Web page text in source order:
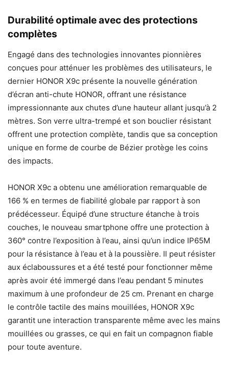
Durabilité optimale avec des protections
complètes
Engagé dans des technologies innovantes pionnières
conçues pour atténuer les problèmes des utilisateurs, le
dernier HONOR X9c présente la nouvelle génération
d’écran anti-chute HONOR, offrant une résistance
impressionnante aux chutes d’une hauteur allant jusqu’à 2
mètres. Son verre ultra-trempé et son bouclier résistant
offrent une protection complète, tandis que sa conception
unique en forme de courbe de Bézier protège les coins
des impacts.
HONOR X9c a obtenu une amélioration remarquable de
166 % en termes de fiabilité globale par rapport à son
prédécesseur. Équipé d’une structure étanche à trois
couches, le nouveau smartphone offre une protection à
360° contre l’exposition à l’eau, ainsi qu’un indice IP65M
pour la résistance à l’eau et à la poussière. Il peut résister
aux éclaboussures et a été testé pour fonctionner même
après avoir été immergé dans l’eau pendant 5 minutes
maximum à une profondeur de 25 cm. Prenant en charge
le contrôle tactile des mains mouillées, HONOR X9c
garantit une interaction transparente même avec les mains
mouillées ou grasses, ce qui en fait un compagnon fiable
pour toute aventure.